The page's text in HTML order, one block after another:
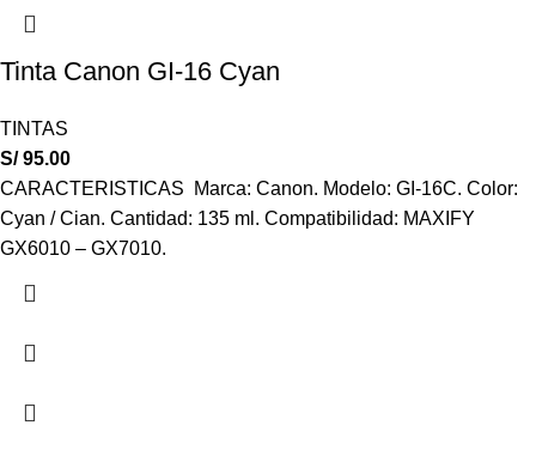
Tinta Canon GI-16 Cyan
TINTAS
S/95.00
CARACTERISTICAS Marca: ‎Canon. Modelo: GI-16C. Color:
Cyan / Cian. Cantidad: 135 ml. Compatibilidad: MAXIFY
GX6010 – GX7010.